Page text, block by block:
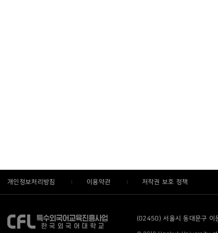
개인정보처리방침 이용약관 저작권 보호 정책
(02450) 서울시 동대문구